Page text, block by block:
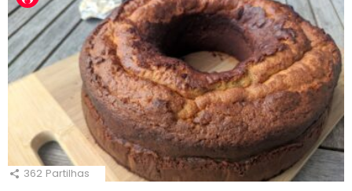
362 Partilhas